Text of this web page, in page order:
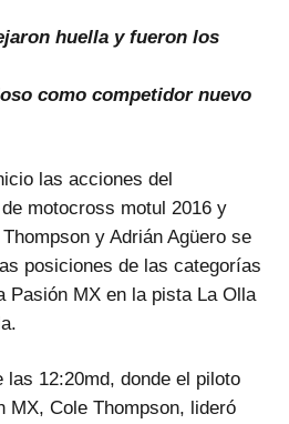
huella y fueron los
como competidor nuevo
las acciones del
motocross motul 2016 y
y Adrián Agüero se
posiciones de las categorías
Pasión MX en la pista La Olla
las 12:20md, donde el piloto
MX, Cole Thompson, lideró